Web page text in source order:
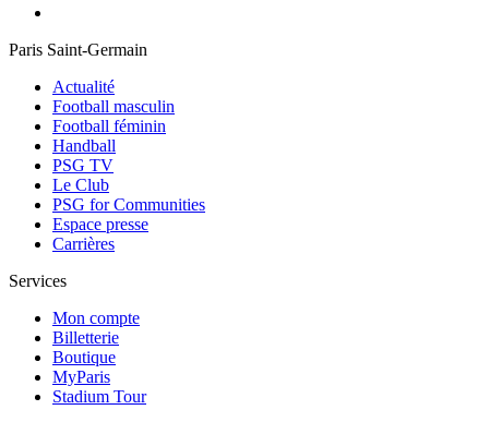
Paris Saint-Germain
Actualité
Football masculin
Football féminin
Handball
PSG TV
Le Club
PSG for Communities
Espace presse
Carrières
Services
Mon compte
Billetterie
Boutique
MyParis
Stadium Tour